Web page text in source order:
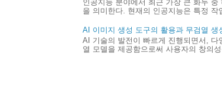
인공지능 분야에서 최근 가장 큰 화두
을 의미한다. 현재의 인공지능은 특정
AI 이미지 생성 도구의 활용과 무검열 생
AI 기술의 발전이 빠르게 진행되면서,
열 모델을 제공함으로써 사용자의 창의성